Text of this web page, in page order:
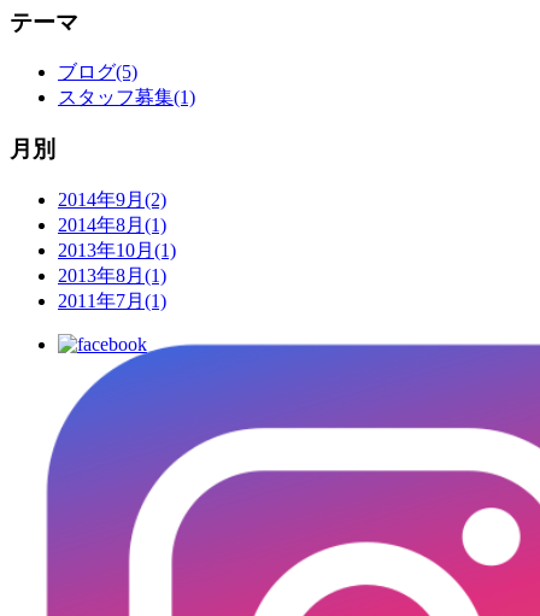
テーマ
ブログ(5)
スタッフ募集(1)
月別
2014年9月(2)
2014年8月(1)
2013年10月(1)
2013年8月(1)
2011年7月(1)